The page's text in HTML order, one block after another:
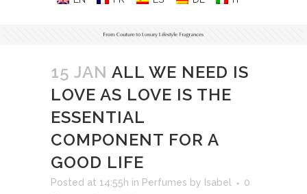
15 JAN ALL WE NEED IS
LOVE AS LOVE IS THE
ESSENTIAL
COMPONENT FOR A
GOOD LIFE
Posted at 14:55h in Perfumes by Isabel
0